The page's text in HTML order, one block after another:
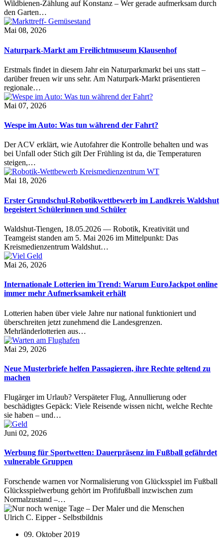
Wildbienen-Zählung auf Konstanz – Wer gerade aufmerksam durch
den Garten…
Mai 08, 2026
Naturpark-Markt am Freilichtmuseum Klausenhof
Erstmals findet in diesem Jahr ein Naturparkmarkt bei uns statt –
darüber freuen wir uns sehr. Am Naturpark-Markt präsentieren
regionale…
Mai 07, 2026
Wespe im Auto: Was tun während der Fahrt?
Der ACV erklärt, wie Autofahrer die Kontrolle behalten und was
bei Unfall oder Stich gilt Der Frühling ist da, die Temperaturen
steigen,…
Mai 18, 2026
Erster Grundschul-Robotikwettbewerb im Landkreis Waldshut
begeistert Schülerinnen und Schüler
Waldshut-Tiengen, 18.05.2026 — Robotik, Kreativität und
Teamgeist standen am 5. Mai 2026 im Mittelpunkt: Das
Kreismedienzentrum Waldshut…
Mai 26, 2026
Internationale Lotterien im Trend: Warum EuroJackpot online
immer mehr Aufmerksamkeit erhält
Lotterien haben über viele Jahre nur national funktioniert und
überschreiten jetzt zunehmend die Landesgrenzen.
Mehrländerlotterien aus…
Mai 29, 2026
Neue Musterbriefe helfen Passagieren, ihre Rechte geltend zu
machen
Flugärger im Urlaub? Verspäteter Flug, Annullierung oder
beschädigtes Gepäck: Viele Reisende wissen nicht, welche Rechte
sie haben – und…
Juni 02, 2026
Werbung für Sportwetten: Dauerpräsenz im Fußball gefährdet
vulnerable Gruppen
Forschende warnen vor Normalisierung von Glücksspiel im Fußball
Glücksspielwerbung gehört im Profifußball inzwischen zum
Normalzustand –…
Ulrich C. Eipper - Selbstbildnis
09. Oktober 2019